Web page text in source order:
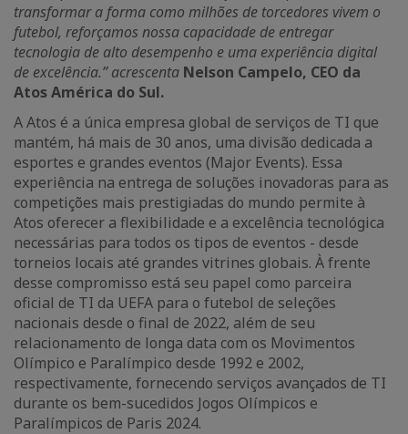
transformar a forma como milhões de torcedores vivem o
futebol, reforçamos nossa capacidade de entregar
tecnologia de alto desempenho e uma experiência digital
de excelência.” acrescenta Nelson Campelo, CEO da
Atos América do Sul.
A Atos é a única empresa global de serviços de TI que
mantém, há mais de 30 anos, uma divisão dedicada a
esportes e grandes eventos (Major Events). Essa
experiência na entrega de soluções inovadoras para as
competições mais prestigiadas do mundo permite à
Atos oferecer a flexibilidade e a excelência tecnológica
necessárias para todos os tipos de eventos - desde
torneios locais até grandes vitrines globais. À frente
desse compromisso está seu papel como parceira
oficial de TI da UEFA para o futebol de seleções
nacionais desde o final de 2022, além de seu
relacionamento de longa data com os Movimentos
Olímpico e Paralímpico desde 1992 e 2002,
respectivamente, fornecendo serviços avançados de TI
durante os bem-sucedidos Jogos Olímpicos e
Paralímpicos de Paris 2024.